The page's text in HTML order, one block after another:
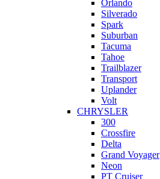
Orlando
Silverado
Spark
Suburban
Tacuma
Tahoe
Trailblazer
Transport
Uplander
Volt
CHRYSLER
300
Crossfire
Delta
Grand Voyager
Neon
PT Cruiser